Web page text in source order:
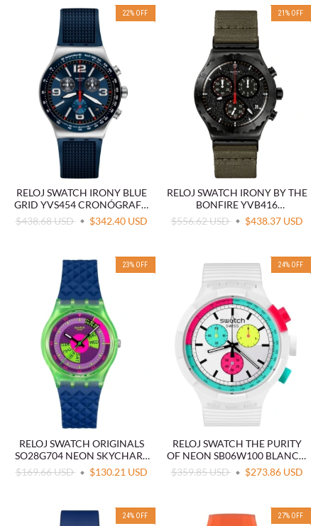
22% OFF
RELOJ SWATCH IRONY BLUE
GRID YVS454 CRONÓGRAFO
AZUL
$438.68 USD $342.40 USD
21 % OFF
RELOJ SWATCH IRONY BY THE
BONFIRE YVB416
CRONÓGRAFO NEGRO
$556.62 USD $438.37 USD
23% OFF
RELOJ SWATCH ORIGINALS
SO28G704 NEON SKYCHART
VERDE
$169.66 USD $130.21 USD
24% OFF
RELOJ SWATCH THE PURITY
OF NEON SB06W100 BLANCO
OVERSIZE
$359.85 USD $273.86 USD
24% OFF 27% OFF